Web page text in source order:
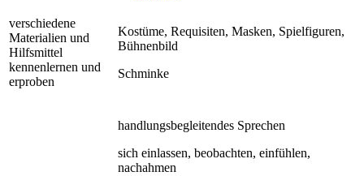
verschiedene
Materialien und
Hilfsmittel
kennenlernen und
erproben
Kostüme, Requisiten, Masken, Spielfiguren,
Bühnenbild
Schminke
handlungsbegleitendes Sprechen
sich einlassen, beobachten, einfühlen,
nachahmen